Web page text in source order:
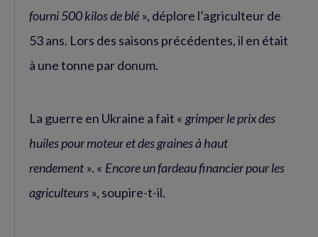
fourni 500 kilos de blé », déplore l’agriculteur de
53 ans. Lors des saisons précédentes, il en était
à une tonne par donum.
La guerre en Ukraine a fait « grimper le prix des
huiles pour moteur et des graines à haut
rendement ». « Encore un fardeau financier pour les
agriculteurs », soupire-t-il.